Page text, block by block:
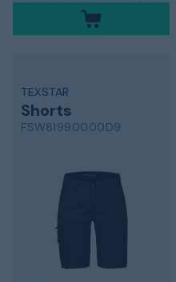
TEXSTAR
Shorts
FSW81990000D9